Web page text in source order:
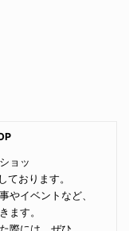
ョッ
ております。
やイベントなど、
ます。